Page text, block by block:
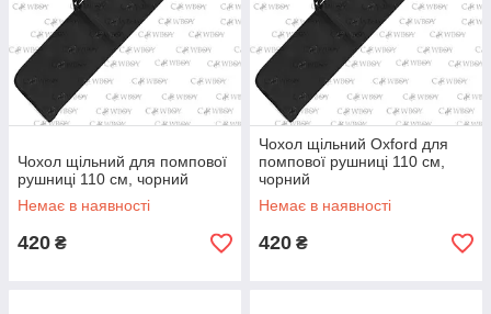
Чохол щільний для помпової
рушниці 110 см, чорний
Немає в наявності
420 ₴
Чохол щільний Oxford для
помпової рушниці 110 см,
чорний
Немає в наявності
420 ₴